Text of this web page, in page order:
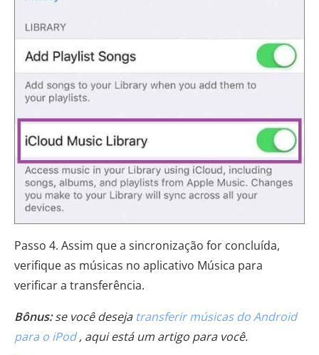
Passo 4. Assim que a sincronização for concluída,
verifique as músicas no aplicativo Música para
verificar a transferência.
Bônus:se você deseja transferir músicas do Android
para o iPod, aqui está um artigo para você.